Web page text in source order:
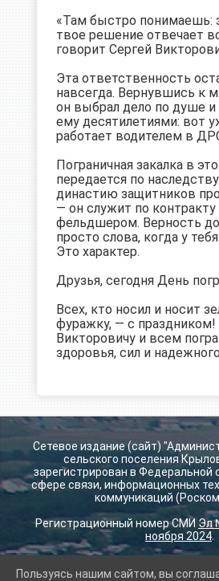
«Там быстро понимаешь:
твое решение отвечает
говорит Сергей
Эта ответственность
навсегда. Вернувшись к
он выбрал дело по душе и
ему десятилетиями: вот
работает водителем в
Пограничная закалка в
передается по
династию защитников
— он служит по
фельдшером. Верность
просто слова, когда у
Это характер.
Друзья, сегодня День
Всех, кто носил и носит
фуражку, — с
Викторовичу и всем
здоровья, сил и
Сетевое издание (сайт)
сельского поселения
зарегистрирован в Федеральной
сфере связи, информационных
коммуникаций
Регистрационный номер СМИ Эл
ноября 2024
Пользуясь нашим сайтом, вы